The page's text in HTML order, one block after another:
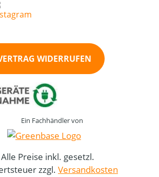
WIDERRUFEN
Ein Fachhändler von
Preise inkl. gesetzl.
zzgl. Versandkosten